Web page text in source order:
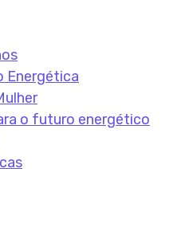
Energética
o futuro energético